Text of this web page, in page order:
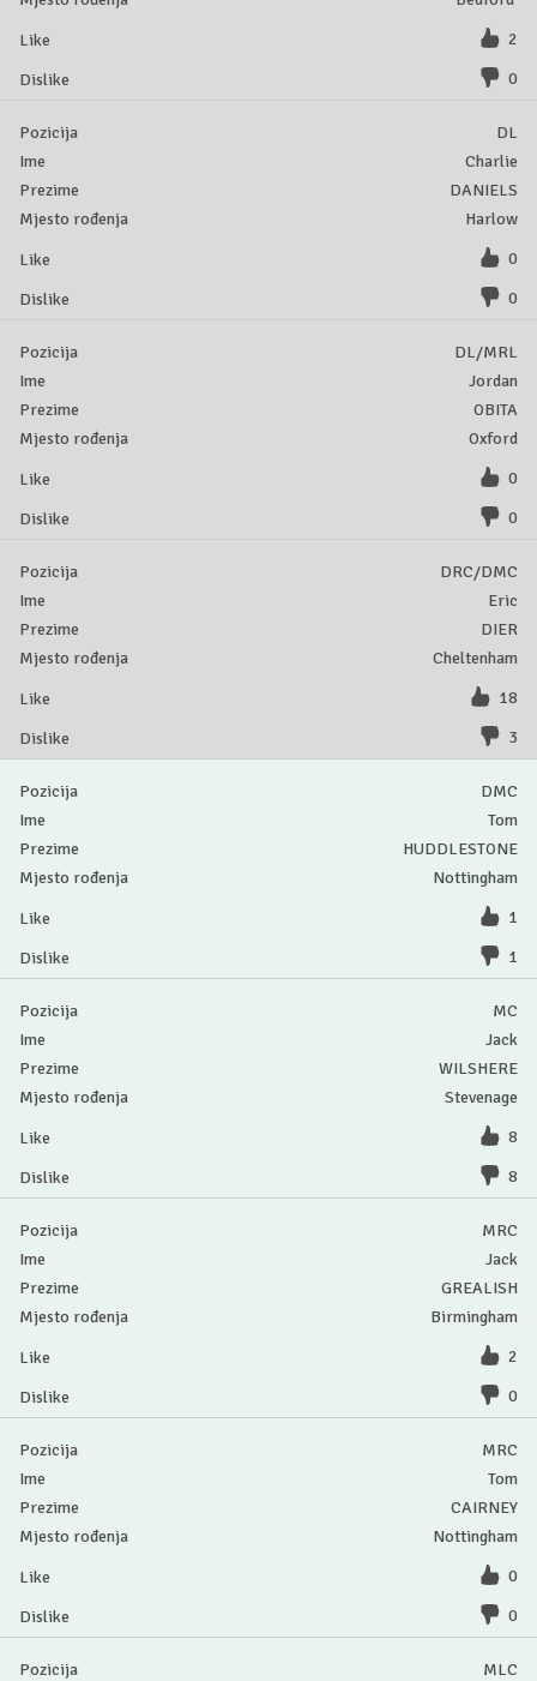
2
0
DL
Charlie
DANIELS
Harlow
0
0
DL/MRL
Jordan
OBITA
Oxford
0
0
DRC/DMC
Eric
DIER
Cheltenham
18
3
DMC
Tom
HUDDLESTONE
Nottingham
1
1
MC
Jack
WILSHERE
Stevenage
8
8
MRC
Jack
GREALISH
Birmingham
2
0
MRC
Tom
CAIRNEY
Nottingham
0
0
MLC